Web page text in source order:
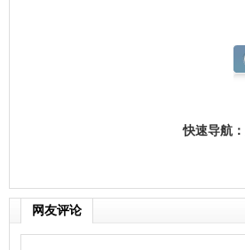
快速导航：
网友评论